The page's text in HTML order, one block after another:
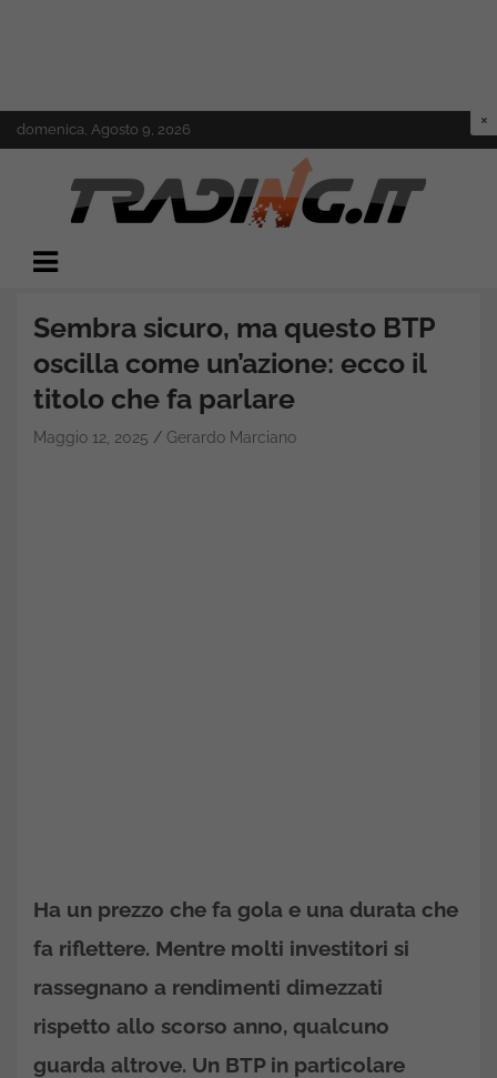
Skip
to
domenica, Agosto 9, 2026
Trading.it
Sembra sicuro, ma questo BTP
oscilla come un’azione: ecco il
titolo che fa parlare
Maggio 12, 2025 Gerardo Marciano
Ha un prezzo che fa gola e una durata che
fa riflettere. Mentre molti investitori si
rassegnano a rendimenti dimezzati
rispetto allo scorso anno, qualcuno
guarda altrove. Un BTP in particolare